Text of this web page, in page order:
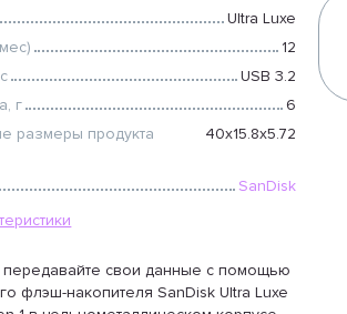
Ultra Luxe
12
USB 3.2
г
6
размеры продукта
40x15.8x5.72
SanDisk
передавайте свои данные с помощью
флэш-накопителя SanDisk Ultra Luxe